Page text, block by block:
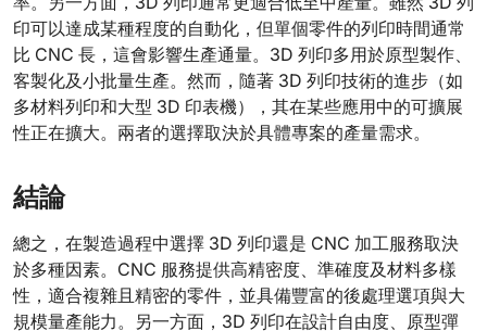
印可以達成某種程度的自動化，但單個零件的列印時間通常
比 CNC 長，這會影響生產通量。3D 列印多用於原型製作、
客製化及小批量生產。然而，隨著 3D 列印技術的進步（如
多材料列印和大型 3D 印表機），其在某些應用中的可擴展
性正在擴大。兩者的選擇取決於具體專案的產量需求。
結論
總之，在製造過程中選擇 3D 列印還是 CNC 加工服務取決
於多種因素。CNC 服務提供高精密度、準確度及材料多樣
性，適合複雜且精密的零件，並具備豐富的後處理選項與大
規模量產能力。另一方面，3D 列印在設計自由度、原型彈